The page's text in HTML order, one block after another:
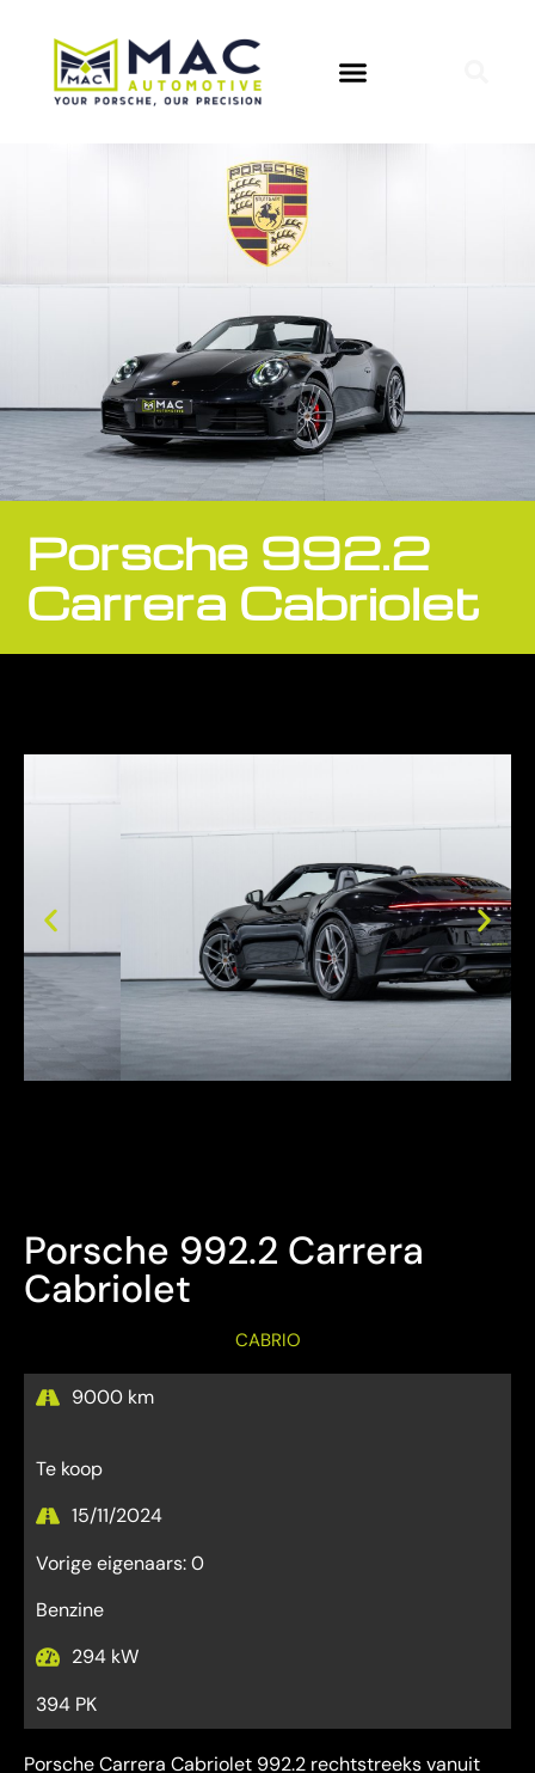
Porsche 992.2
Carrera Cabriolet
Porsche 992.2 Carrera
Cabriolet
CABRIO
9000 km
Te koop
15/11/2024
Vorige eigenaars: 0
Benzine
294 kW
394 PK
Porsche Carrera Cabriolet 992.2 rechtstreeks vanuit